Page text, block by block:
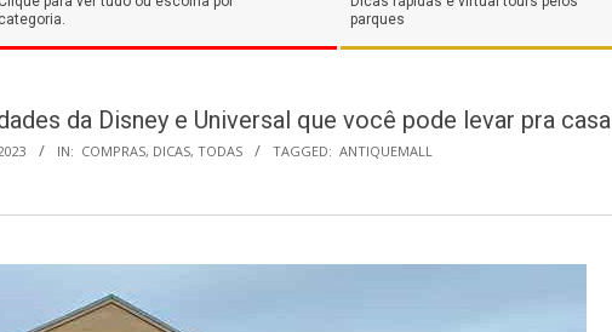
categoria.
parques
da Disney e Universal que você pode levar pra casa
IN: COMPRAS, DICAS, TODAS TAGGED: ANTIQUEMALL